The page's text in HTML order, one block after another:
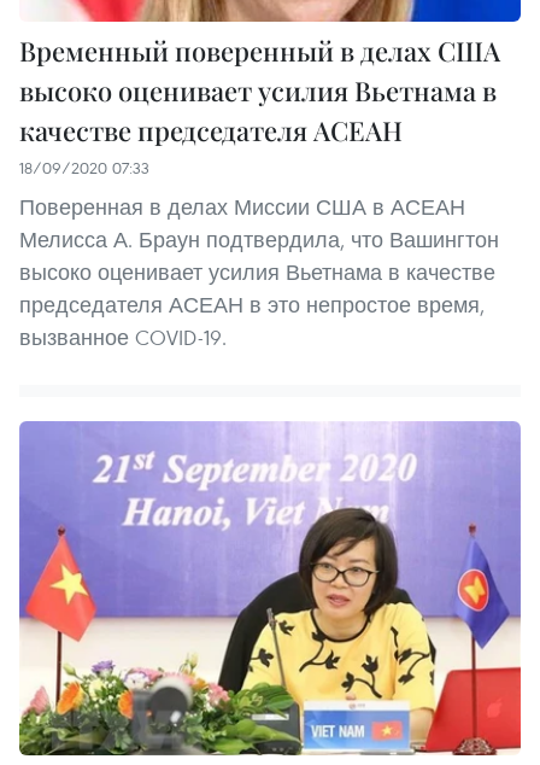
Временный поверенный в делах США
высоко оценивает усилия Вьетнама в
качестве председателя АСЕАН
18/09/2020 07:33
Поверенная в делах Миссии США в АСЕАН
Мелисса А. Браун подтвердила, что Вашингтон
высоко оценивает усилия Вьетнама в качестве
председателя АСЕАН в это непростое время,
вызванное COVID-19.